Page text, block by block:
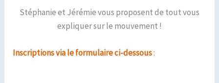
Stéphanie et Jérémie vous proposent de tout vous
expliquer sur le mouvement !
Inscriptions via le formulaire ci-dessous: